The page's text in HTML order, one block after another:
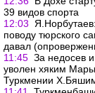
39 видов спорта
12:03
поводу тюрского
давал
11:45 За недосев
уволен хяким
Туркмении